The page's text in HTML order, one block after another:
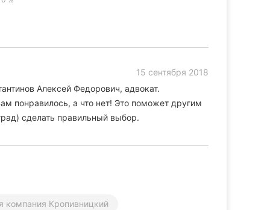
15 сентября 2018
Алексей Федорович, адвокат.
понравилось, а что нет! Это поможет другим
сделать правильный выбор.
компания Кропивницкий